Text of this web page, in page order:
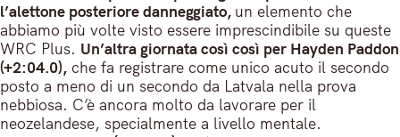
l’alettone posteriore danneggiato, un elemento che
abbiamo più volte visto essere imprescindibile su queste
WRC Plus. Un’altra giornata così così per Hayden Paddon
(+2:04.0), che fa registrare come unico acuto il secondo
posto a meno di un secondo da Latvala nella prova
nebbiosa. C’è ancora molto da lavorare per il
neozelandese, specialmente a livello mentale.